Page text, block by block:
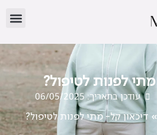
לפנות לטיפול?
עודכן בתאריך: 06/05/2025
» דיכאון קל- מתי לפנות לטיפול?